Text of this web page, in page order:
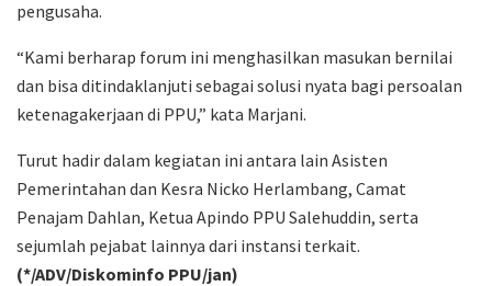
pengusaha.
“Kami berharap forum ini menghasilkan masukan bernilai
dan bisa ditindaklanjuti sebagai solusi nyata bagi persoalan
ketenagakerjaan di PPU,” kata Marjani.
Turut hadir dalam kegiatan ini antara lain Asisten
Pemerintahan dan Kesra Nicko Herlambang, Camat
Penajam Dahlan, Ketua Apindo PPU Salehuddin, serta
sejumlah pejabat lainnya dari instansi terkait.
(*/ADV/Diskominfo PPU/jan)